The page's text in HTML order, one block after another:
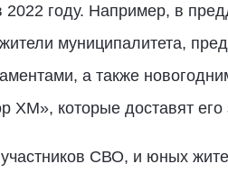
году. Например, в
муниципалитета,
а также
которые доставят его
СВО, и юных